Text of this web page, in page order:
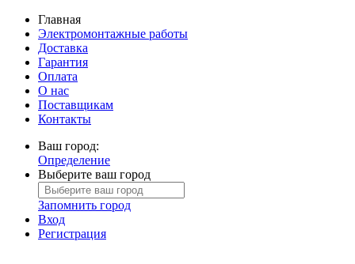
Главная
Электромонтажные работы
Доставка
Гарантия
Оплата
О нас
Поставщикам
Контакты
Ваш город:
Определение
Выберите ваш город
Запомнить город
Вход
Регистрация